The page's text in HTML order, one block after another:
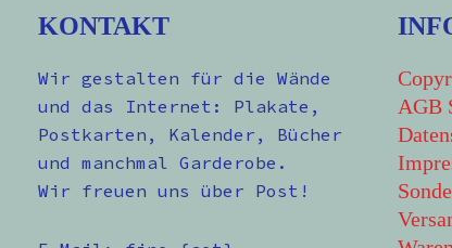
KONTAKT
Wir gestalten für die Wände
und das Internet: Plakate,
Postkarten, Kalender, Bücher
und manchmal Garderobe.
Wir freuen uns über Post!
AGB